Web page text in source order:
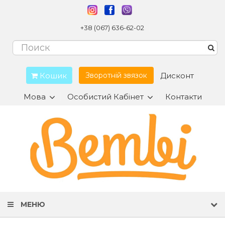
+38 (067) 636-62-02
Кошик Зворотній звязок Дисконт
Мова Особистий Кабінет Контакти
МЕНЮ